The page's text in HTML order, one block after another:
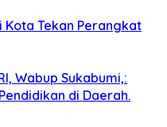
Kota Tekan Perangkat
Wabup Sukabumi,:
di Daerah.